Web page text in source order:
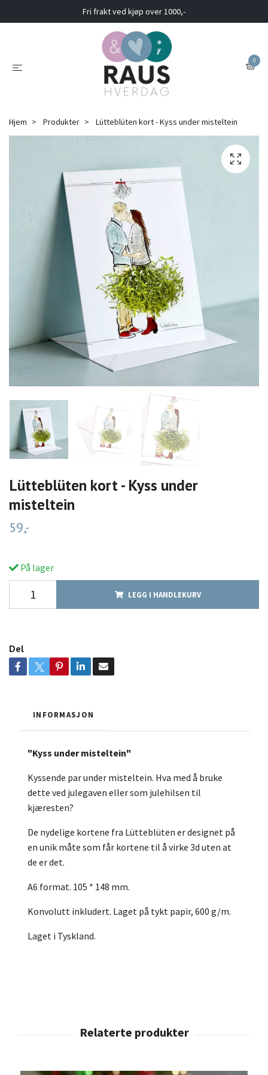
Fri frakt ved kjøp over 1000,-
0
Hjem Produkter Lütteblüten kort - Kyss under misteltein
Lütteblüten kort - Kyss under
misteltein
59,-
På lager
LEGG I HANDLEKURV
Del
INFORMASJON
"Kyss under misteltein"
Kyssende par under misteltein. Hva med å bruke
dette ved julegaven eller som julehilsen til
kjæresten?
De nydelige kortene fra Lütteblüten er designet på
en unik måte som får kortene til å virke 3d uten at
de er det.
A6 format. 105 * 148 mm.
Konvolutt inkludert. Laget på tykt papir, 600 g/m.
Laget i Tyskland.